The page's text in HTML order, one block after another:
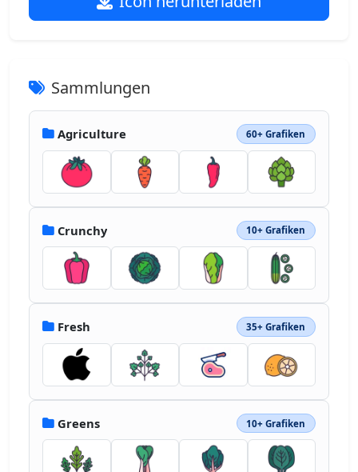
Sammlungen
Agriculture 60+ Grafiken
Crunchy 10+ Grafiken
Fresh 35+ Grafiken
Greens 10+ Grafiken